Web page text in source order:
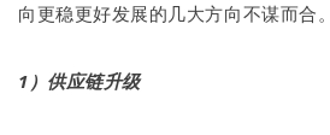
向更稳更好发展的几大方向不谋而合。
1）供应链升级